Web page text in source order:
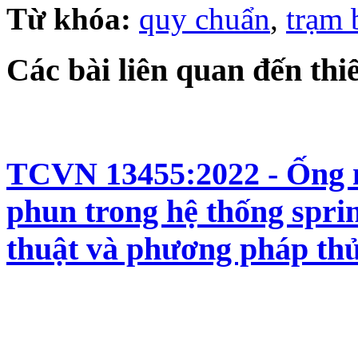
Từ khóa: quy chuẩn, trạm
Các bài liên quan đến
TCVN 13455:2022 -
phun trong hệ thống
thuật và phương pháp